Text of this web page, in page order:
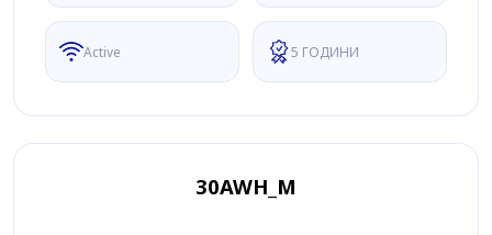
Active 5 ГОДИНИ
30AWH_Μ